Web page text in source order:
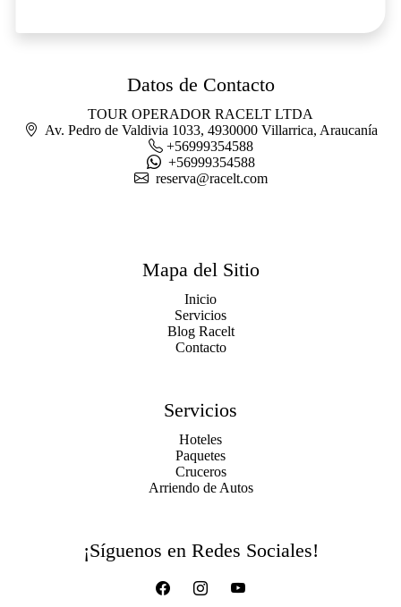
Datos de Contacto
TOUR OPERADOR RACELT LTDA
Av. Pedro de Valdivia 1033, 4930000 Villarrica, Araucanía
+56999354588
+56999354588
reserva@racelt.com
Mapa del Sitio
Inicio
Servicios
Blog Racelt
Contacto
Servicios
Hoteles
Paquetes
Cruceros
Arriendo de Autos
¡Síguenos en Redes Sociales!